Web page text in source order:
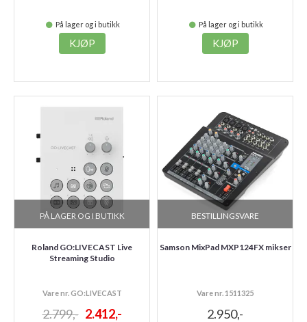
På lager og i butikk
KJØP
På lager og i butikk
KJØP
PÅ LAGER OG I BUTIKK
Roland GO:LIVECAST Live
Streaming Studio
Vare nr. GO:LIVECAST
2.799,- 2.412,-
BESTILLINGSVARE
Samson MixPad MXP124FX mikser
Vare nr. 1511325
2.950,-